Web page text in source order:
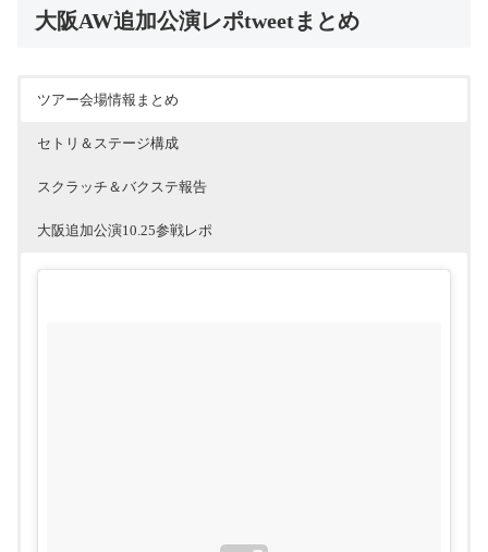
大阪AW追加公演レポtweetまとめ
ツアー会場情報まとめ
セトリ＆ステージ構成
スクラッチ＆バクステ報告
大阪追加公演10.25参戦レポ